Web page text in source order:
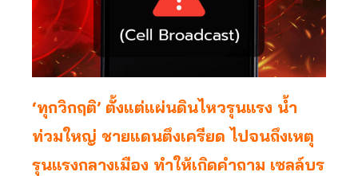
‘ทุกวิกฤติ’ ตั้งแต่แผ่นดินไหวรุนแรง น้ำ
ท่วมใหญ่ ชายแดนตึงเครียด ไปจนถึงเหตุ
รุนแรงกลางเมือง ทำให้เกิดคำถาม เซลล์บร